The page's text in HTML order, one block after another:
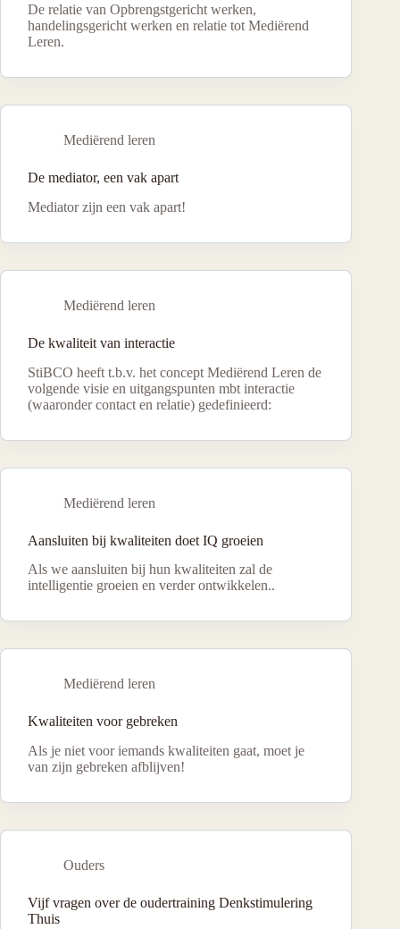
De relatie van Opbrengstgericht werken,
handelingsgericht werken en relatie tot Mediërend
Leren.
Mediërend leren
De mediator, een vak apart
Mediator zijn een vak apart!
Mediërend leren
De kwaliteit van interactie
StiBCO heeft t.b.v. het concept Mediërend Leren de
volgende visie en uitgangspunten mbt interactie
(waaronder contact en relatie) gedefinieerd:
Mediërend leren
Aansluiten bij kwaliteiten doet IQ groeien
Als we aansluiten bij hun kwaliteiten zal de
intelligentie groeien en verder ontwikkelen..
Mediërend leren
Kwaliteiten voor gebreken
Als je niet voor iemands kwaliteiten gaat, moet je
van zijn gebreken afblijven!
Ouders
Vijf vragen over de oudertraining Denkstimulering
Thuis